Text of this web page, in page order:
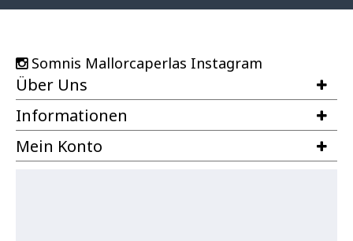
Somnis Mallorcaperlas Instagram
Über Uns
Informationen
Mein Konto